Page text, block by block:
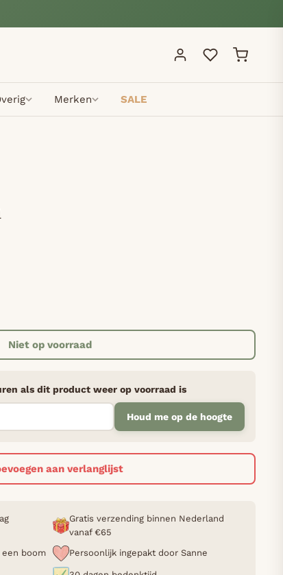
Merken SALE
Niet op voorraad
als dit product weer op voorraad is
Houd me op de hoogte
aan verlanglijst
Gratis verzending binnen Nederland
vanaf €65
boom
Persoonlijk ingepakt door Sanne